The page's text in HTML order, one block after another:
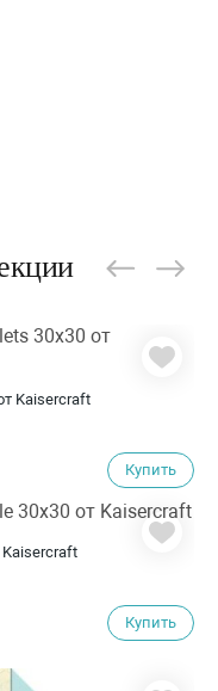
Kaisercraft
Купить
Kaisercraft
Купить